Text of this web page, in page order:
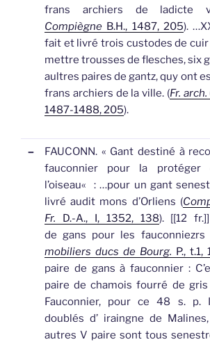
frans archiers de ladicte
Compiègne B.H., 1487, 205).
fait et livré trois custodes de
mettre trousses de flesches, six
aultres paires de gantz, quy ont
frans archiers de la ville. (Fr.
1487-1488, 205).
– FAUCONN. « Gant destiné à
fauconnier pour la protéger
l’oiseau« : …pour un gant
livré audit mons d’Orliens (
Fr. D.-A., I, 1352, 138). [[12 fr.]
degans pour les
mobiliers ducs de Bourg. P.,
paire de gans à fauconnier :
paire de chamois fourré de
Fauconnier, pour ce 48 s. p.
doublés d’ iraingne de
autres V paire sont tous